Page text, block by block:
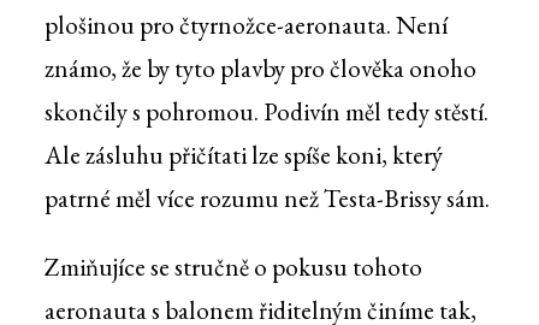
plošinou pro čtyrnožce-aeronauta. Není
známo, že by tyto plavby pro člověka onoho
skončily s pohromou. Podivín měl tedy stěstí.
Ale zásluhu přičítati lze spíše koni, který
patrné měl více rozumu než Testa-Brissy sám.
Zmiňujíce se stručně o pokusu tohoto
aeronauta s balonem řiditelným činíme tak,